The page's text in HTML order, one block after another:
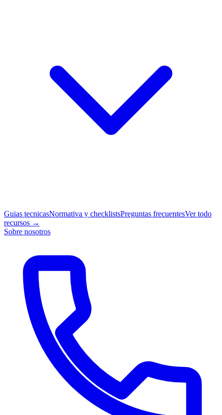
Guias tecnicasNormativa y checklistsPreguntas frecuentesVer todo
recursos →
Sobre nosotros